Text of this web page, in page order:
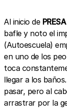
Al inicio de PRESA
bafle y noto el
(Autoescuela)
en uno de los
toca
llegar a los
pasar, pero al
arrastrar por la